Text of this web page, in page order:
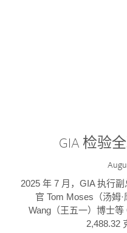
GIA 检验
2025 年 7 月，GIA 执行
官 Tom Moses（汤姆
Wang（王五一）博士
2,488.32